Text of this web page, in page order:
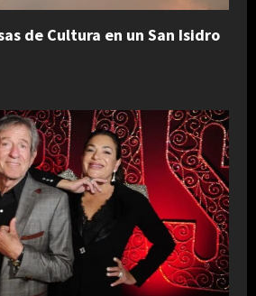
de Cultura en un San Isidro